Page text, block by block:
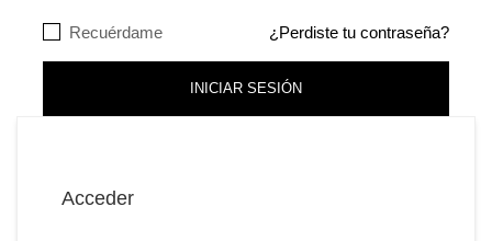
Recuérdame ¿Perdiste tu contraseña?
Acceder